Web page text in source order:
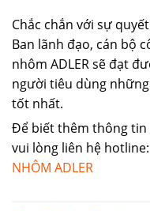
Chắc chắn với sự
Ban lãnh đạo, cán bộ
nhôm ADLER sẽ đạt
người tiêu dùng
tốt nhất.
Để biết thêm thông tin
vui lòng liên hệ
NHÔM ADLER